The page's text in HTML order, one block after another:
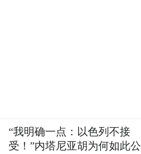
“我明确一点：以色列不接
受！”内塔尼亚胡为何如此公